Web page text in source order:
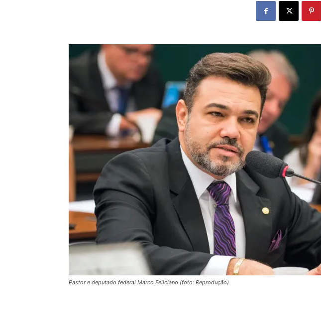
Pastor e deputado federal Marco Feliciano (foto: Reprodução)